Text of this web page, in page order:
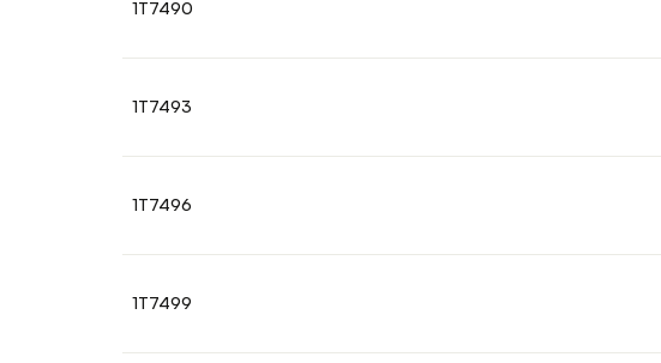
1T7490
1T7493
1T7496
1T7499